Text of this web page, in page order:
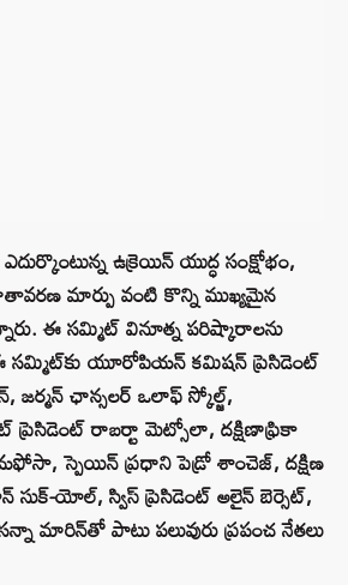
ఉక్రెయిన్ యుద్ధ సంక్షోభం,
మార్పు వంటి కొన్ని ముఖ్యమైన
ఈ సమ్మిట్‌ వినూత్న పరిష్కారాలను
సమ్మిట్‌కు యూరోపియన్ కమిషన్ ప్రెసిడెంట్
జర్మన్ ఛాన్సలర్ ఒలాఫ్ స్కోల్జ్,
రాబర్టా మెట్సోలా, దక్షిణాఫ్రికా
స్పెయిన్ ప్రధాని పెడ్రో శాంచెజ్, దక్షిణ
సుక్-యోల్, స్విస్ ప్రెసిడెంట్ అలైన్ బెర్సెట్,
మారిన్‌తో పాటు పలువురు ప్రపంచ నేతలు